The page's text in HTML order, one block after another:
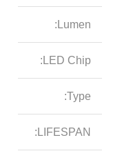
Lumen:
LED Chip:
Type:
LIFESPAN: